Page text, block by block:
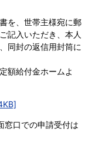
を、世帯主様宛に郵
記入いただき、本人
同封の返信用封筒に
額給付金ホームよ
窓口での申請受付は